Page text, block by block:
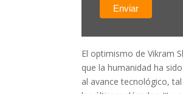
El optimismo de Vikram
que la humanidad ha
al avance tecnológico,